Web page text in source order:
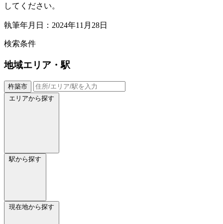
してください。
執筆年月日：2024年11月28日
検索条件
地域エリア・駅
杵築市
エリアから探す
駅から探す
現在地から探す